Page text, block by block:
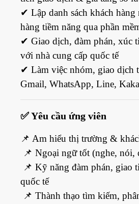
✔ Lập danh sách khách
hàng tiềm năng qua phần
✔ Giao dịch, đàm phán, xúc
với nhà cung cấp quốc tế
✔ Làm việc nhóm, giao dịch
Gmail, WhatsApp, Line,
✅Yêu cầu ứng viên
📌 Am hiểu thị trường &
📌 Ngoại ngữ tốt (nghe, nói,
📌 Kỹ năng đàm phán, giao
quốc tế
📌 Thành thạo tìm kiếm,